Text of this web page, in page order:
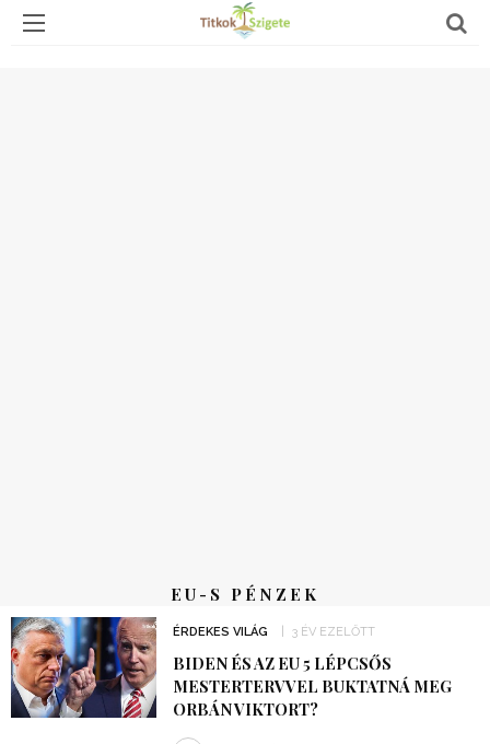
EU-S PÉNZEK
ÉRDEKES VILÁG 3 ÉV EZELŐTT
BIDEN ÉS AZ EU 5 LÉPCSŐS
MESTERTERVVEL BUKTATNÁ MEG
ORBÁN VIKTORT?